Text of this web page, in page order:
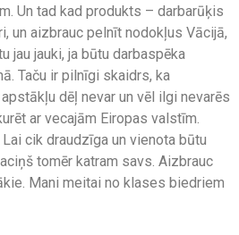
Un tad kad produkts – darbarūķis
un aizbrauc pelnīt nodokļus Vācijā,
jau jauki, ja būtu darbaspēka
Taču ir pilnīgi skaidrs, ka
dēļ nevar un vēl ilgi nevarēs
ar vecajām Eiropas valstīm.
cik draudzīga un vienota būtu
tomēr katram savs. Aizbrauc
Mani meitai no klases biedriem